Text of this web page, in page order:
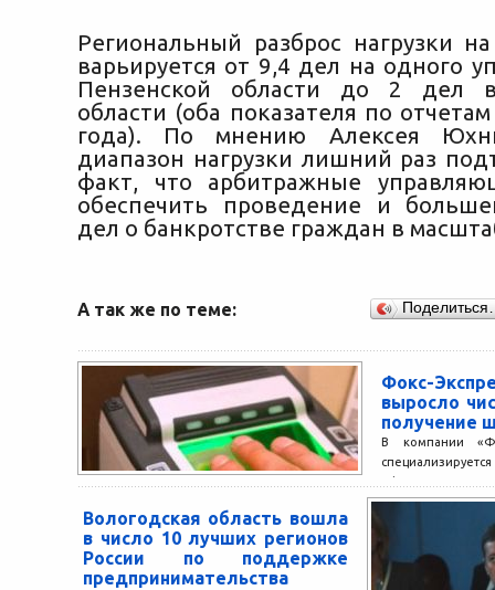
Региональный разброс нагрузки
варьируется от 9,4 дел на одного
Пензенской области до 2 дел в
области (оба показателя по
года). По мнению Алексея
диапазон нагрузки лишний раз
факт, что арбитражные
обеспечить проведение и
дел о банкротстве граждан в
А так же по теме:
Фокс-
выросло
получение
В компании
оформлении
работает с
большинства
наблюдают рост...
Вологодская область вошла
в число 10 лучших регионов
России по поддержке
предпринимательства